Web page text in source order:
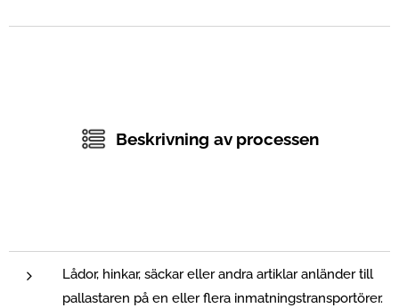
Beskrivning av processen
Lådor, hinkar, säckar eller andra artiklar anländer till
pallastaren på en eller flera inmatningstransportörer.